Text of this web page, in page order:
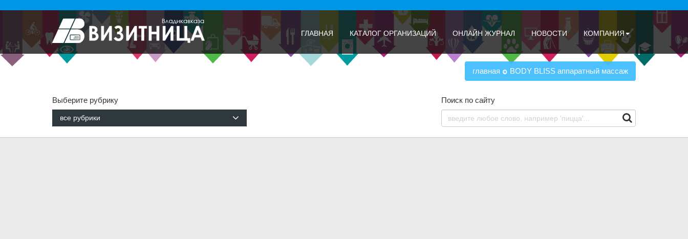
ГЛАВНАЯ КАТАЛОГ ОРГАНИЗАЦИЙ ОНЛАЙН ЖУРНАЛ НОВОСТИ КОМПАНИЯ
главная BODY BLISS аппаратный массаж
Выберите рубрику
все рубрики
Поиск по сайту